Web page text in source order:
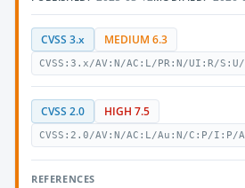
CVSS 3.x MEDIUM 6.3
CVSS:3.x/AV:N/AC:L/PR:N/UI:R/
CVSS 2.0 HIGH 7.5
CVSS:2.0/AV:N/AC:L/Au:N/C:P/I:P/
REFERENCES